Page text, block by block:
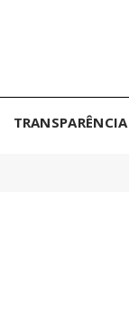
TRANSPARÊNCIA